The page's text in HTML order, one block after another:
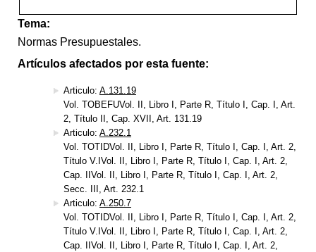
Tema:
Normas Presupuestales.
Artículos afectados por esta fuente:
Articulo: A.131.19
Vol. TOBEFUVol. II, Libro I, Parte R, Título I, Cap. I, Art.
2, Título II, Cap. XVII, Art. 131.19
Articulo: A.232.1
Vol. TOTIDVol. II, Libro I, Parte R, Título I, Cap. I, Art. 2,
Título V.IVol. II, Libro I, Parte R, Título I, Cap. I, Art. 2,
Cap. IIVol. II, Libro I, Parte R, Título I, Cap. I, Art. 2,
Secc. III, Art. 232.1
Articulo: A.250.7
Vol. TOTIDVol. II, Libro I, Parte R, Título I, Cap. I, Art. 2,
Título V.IVol. II, Libro I, Parte R, Título I, Cap. I, Art. 2,
Cap. IIVol. II, Libro I, Parte R, Título I, Cap. I, Art. 2,